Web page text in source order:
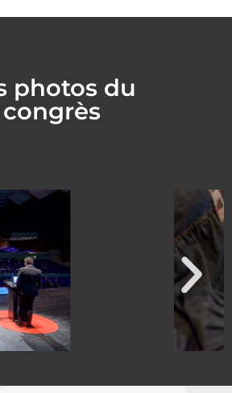
photos du
congrès